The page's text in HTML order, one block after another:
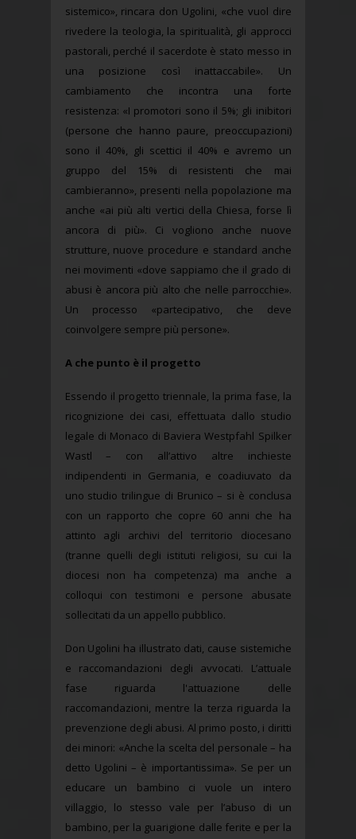
sistemico», rincara don Ugolini, «che vuol dire
rivedere la teologia, la spiritualità, gli approcci
pastorali, perché il sacerdote è stato messo in
una posizione così inattaccabile». Un
cambiamento che incontra una forte
resistenza: «I promotori sono il 5%; gli inibitori
(persone che hanno paure, preoccupazioni)
sono il 40%, gli scettici il 40% e avremo un
gruppo del 15% di resistenti che mai
cambieranno», presenti nella popolazione ma
anche «ai più alti vertici della Chiesa, forse lì
ancora di più». Ci vogliono anche nuove
strutture, nuove procedure e standard anche
nei movimenti «dove sappiamo che il grado di
abusi è ancora più alto che nelle parrocchie».
Un processo «partecipativo, che deve
coinvolgere sempre più persone».
A che punto è il progetto
Essendo il progetto triennale, la prima fase, la
ricognizione dei casi, effettuata dallo studio
legale di Monaco di Baviera Westpfahl Spilker
Wastl – con all’attivo altre inchieste
indipendenti in Germania, e coadiuvato da
uno studio trilingue di Brunico – si è conclusa
con un rapporto che copre 60 anni che ha
attinto agli archivi del territorio diocesano
(tranne quelli degli istituti religiosi, su cui la
diocesi non ha competenza) ma anche a
colloqui con testimoni e persone abusate
sollecitati da un appello pubblico.
Don Ugolini ha illustrato dati, cause sistemiche
e raccomandazioni degli avvocati. L’attuale
fase riguarda l'attuazione delle
raccomandazioni, mentre la terza riguarda la
prevenzione degli abusi. Al primo posto, i diritti
dei minori: «Anche la scelta del personale – ha
detto Ugolini – è importantissima». Se per un
educare un bambino ci vuole un intero
villaggio, lo stesso vale per l’abuso di un
bambino, per la guarigione dalle ferite e per la